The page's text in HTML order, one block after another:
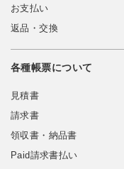
お支払い
返品・交換
各種帳票について
見積書
請求書
領収書・納品書
Paid請求書払い